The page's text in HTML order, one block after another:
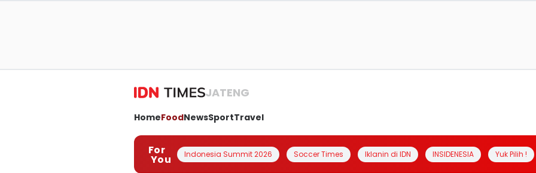
JATENG
HomeFoodNewsSportTravel
For
You Indonesia Summit 2026 Soccer Times Iklanin di IDN INSIDENESIA Yuk Pilih !